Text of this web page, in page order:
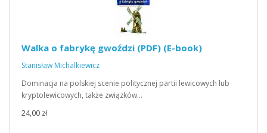
Walka o fabrykę gwoździ (PDF) (E-book)
Stanisław Michalkiewicz
Dominacja na polskiej scenie politycznej partii lewicowych lub
kryptolewicowych, także związków…
24,00 zł